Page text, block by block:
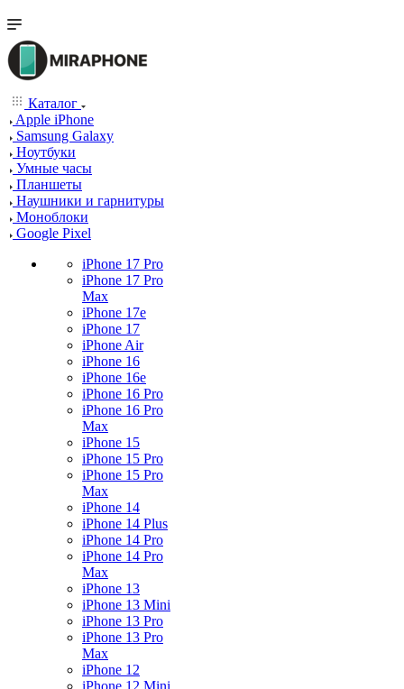
Каталог
Apple iPhone
Samsung Galaxy
Ноутбуки
Умные часы
Планшеты
Наушники и гарнитуры
Моноблоки
Google Pixel
iPhone 17 Pro
iPhone 17 Pro
Max
iPhone 17e
iPhone 17
iPhone Air
iPhone 16
iPhone 16e
iPhone 16 Pro
iPhone 16 Pro
Max
iPhone 15
iPhone 15 Pro
iPhone 15 Pro
Max
iPhone 14
iPhone 14 Plus
iPhone 14 Pro
iPhone 14 Pro
Max
iPhone 13
iPhone 13 Mini
iPhone 13 Pro
iPhone 13 Pro
Max
iPhone 12
iPhone 12 Mini